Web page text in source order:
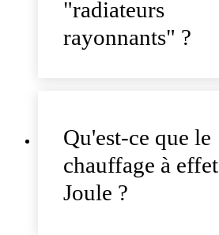
"radiateurs
rayonnants" ?
Qu'est-ce que le
chauffage à effet
Joule ?